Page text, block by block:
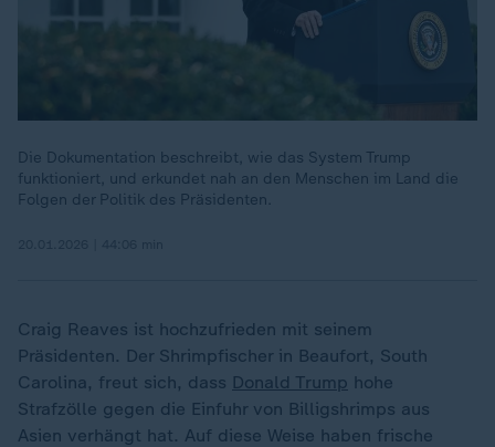
Die Dokumentation beschreibt, wie das System Trump
funktioniert, und erkundet nah an den Menschen im Land die
Folgen der Politik des Präsidenten.
Craig Reaves ist hochzufrieden mit seinem
Präsidenten. Der Shrimpfischer in Beaufort, South
Carolina, freut sich, dass Donald Trump hohe
Strafzölle gegen die Einfuhr von Billigshrimps aus
Asien verhängt hat. Auf diese Weise haben frische